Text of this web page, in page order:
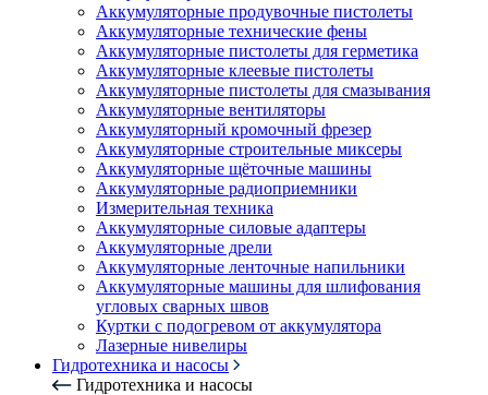
Аккумуляторные продувочные пистолеты
Аккумуляторные технические фены
Аккумуляторные пистолеты для герметика
Аккумуляторные клеевые пистолеты
Аккумуляторные пистолеты для смазывания
Аккумуляторные вентиляторы
Аккумуляторный кромочный фрезер
Аккумуляторные строительные миксеры
Аккумуляторные щёточные машины
Аккумуляторные радиоприемники
Измерительная техника
Аккумуляторные силовые адаптеры
Аккумуляторные дрели
Аккумуляторные ленточные напильники
Аккумуляторные машины для шлифования
угловых сварных швов
Куртки с подогревом от аккумулятора
Лазерные нивелиры
Гидротехника и насосы
Гидротехника и насосы